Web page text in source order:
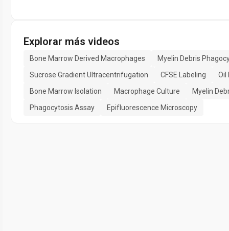
Explorar más videos
Bone Marrow Derived Macrophages
Myelin Debris
Sucrose Gradient Ultracentrifugation
CFSE Labeling
Oil
Bone Marrow Isolation
Macrophage Culture
Myelin
Phagocytosis Assay
Epifluorescence Microscopy